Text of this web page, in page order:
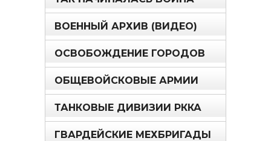
ВОЕННЫЙ АРХИВ (ВИДЕО)
ОСВОБОЖДЕНИЕ ГОРОДОВ
ОБЩЕВОЙСКОВЫЕ АРМИИ
ТАНКОВЫЕ ДИВИЗИИ РККА
ГВАРДЕЙСКИЕ МЕХБРИГАДЫ